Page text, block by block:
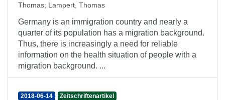
Thomas; Lampert, Thomas
Germany is an immigration country and nearly a
quarter of its population has a migration background.
Thus, there is increasingly a need for reliable
information on the health situation of people with a
migration background. ...
2018-06-14 Zeitschriftenartikel